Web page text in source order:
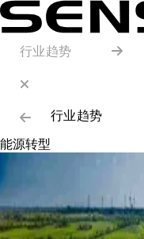
行业趋势
行业趋势
能源转型